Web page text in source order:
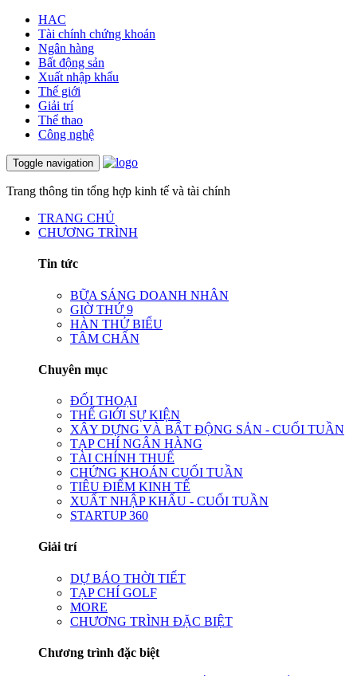
HAC
Tài chính chứng khoán
Ngân hàng
Bất động sản
Xuất nhập khẩu
Thế giới
Giải trí
Thể thao
Công nghệ
Toggle navigation
Trang thông tin tổng hợp kinh tế và tài chính
TRANG CHỦ
CHƯƠNG TRÌNH
Tin tức
BỮA SÁNG DOANH NHÂN
GIỜ THỨ 9
HÀN THỬ BIỂU
TÂM CHẤN
Chuyên mục
ĐỐI THOẠI
THẾ GIỚI SỰ KIỆN
XÂY DỰNG VÀ BẤT ĐỘNG SẢN - CUỐI TUẦN
TẠP CHÍ NGÂN HÀNG
TÀI CHÍNH THUẾ
CHỨNG KHOÁN CUỐI TUẦN
TIÊU ĐIỂM KINH TẾ
XUẤT NHẬP KHẨU - CUỐI TUẦN
STARTUP 360
Giải trí
DỰ BÁO THỜI TIẾT
TẠP CHÍ GOLF
MORE
CHƯƠNG TRÌNH ĐẶC BIỆT
Chương trình đặc biệt